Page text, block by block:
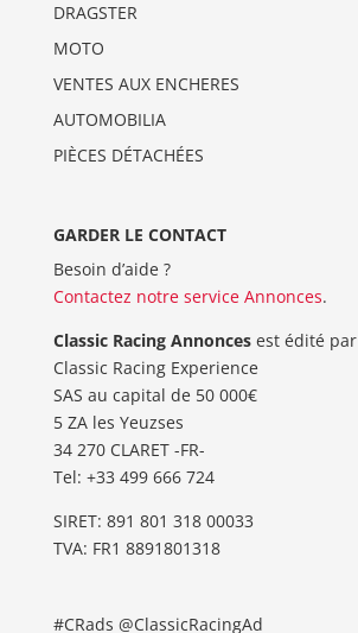
DRAGSTER
MOTO
VENTES AUX ENCHERES
AUTOMOBILIA
PIÈCES DÉTACHÉES
GARDER LE CONTACT
Besoin d’aide ?
Contactez notre service Annonces.
Classic Racing Annoncesest édité par
Classic Racing Experience
SAS au capital de 50 000€
5 ZA les Yeuzses
34 270 CLARET -FR-
Tel: ‭+33 499 666 724‬
SIRET: 891 801 318 00033
TVA: FR1 8891801318
#CRads @ClassicRacingAd